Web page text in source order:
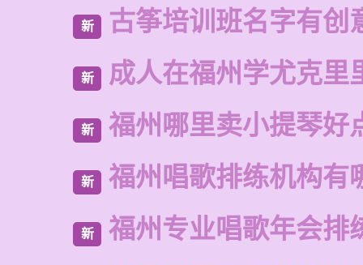
新 古筝培训班名字有创
新 成人在福州学尤克里
新 福州哪里卖小提琴好
新 福州唱歌排练机构有
新 福州专业唱歌年会排